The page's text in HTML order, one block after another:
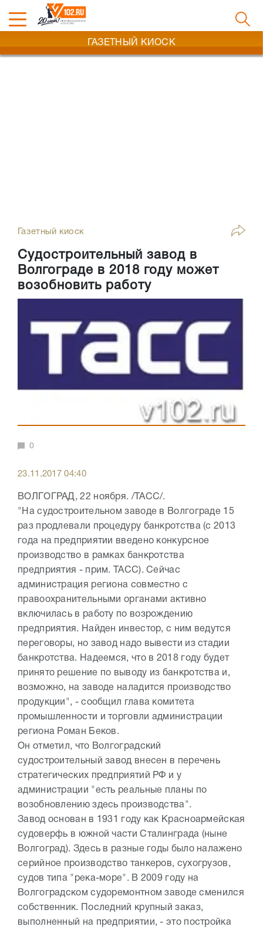
ГАЗЕТНЫЙ КИОСК
Газетный киоск
Судостроительный завод в
Волгограде в 2018 году может
возобновить работу
0
23.11.2017 04:40
ВОЛГОГРАД, 22 ноября. /ТАСС/.
"На судостроительном заводе в Волгограде 15
раз продлевали процедуру банкротства (с 2013
года на предприятии введено конкурсное
производство в рамках банкротства
предприятия - прим. ТАСС). Сейчас
администрация региона совместно с
правоохранительными органами активно
включилась в работу по возрождению
предприятия. Найден инвестор, с ним ведутся
переговоры, но завод надо вывести из стадии
банкротства. Надеемся, что в 2018 году будет
принято решение по выводу из банкротства и,
возможно, на заводе наладится производство
продукции", - сообщил глава комитета
промышленности и торговли администрации
региона Роман Беков.
Он отметил, что Волгоградский
судостроительный завод внесен в перечень
стратегических предприятий РФ и у
администрации "есть реальные планы по
возобновлению здесь производства".
Завод основан в 1931 году как Красноармейская
судоверфь в южной части Сталинграда (ныне
Волгоград). Здесь в разные годы было налажено
серийное производство танкеров, сухогрузов,
судов типа "река-море". В 2009 году на
Волгоградском судоремонтном заводе сменился
собственник. Последний крупный заказ,
выполненный на предприятии, - это постройка